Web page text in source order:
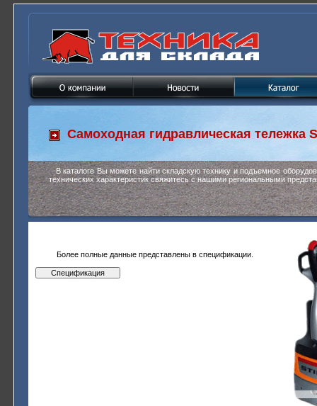
Самоходная гидравлическая тележка
В каталоге Вы можете найти складскую технику и подъемное
технических характеристик свяжитесь с нашими региональными
Более полные данные представлены в спецификации.
Спецификация